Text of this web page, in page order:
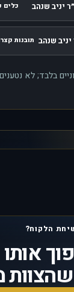
כלים
תובנות
בלבד; לא
הלקוח?
אותו